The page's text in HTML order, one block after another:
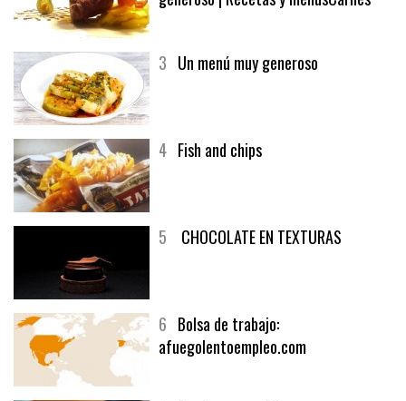
2El solomillo de buey y un vino
6Bolsa de trabajo: